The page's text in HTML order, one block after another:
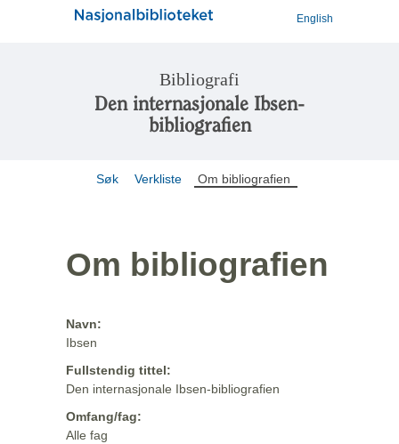
English
Bibliografi
Den internasjonale Ibsen-
bibliografien
Søk Verkliste Om bibliografien
Om bibliografien
Navn:
Ibsen
Fullstendig tittel:
Den internasjonale Ibsen-bibliografien
Omfang/fag:
Alle fag